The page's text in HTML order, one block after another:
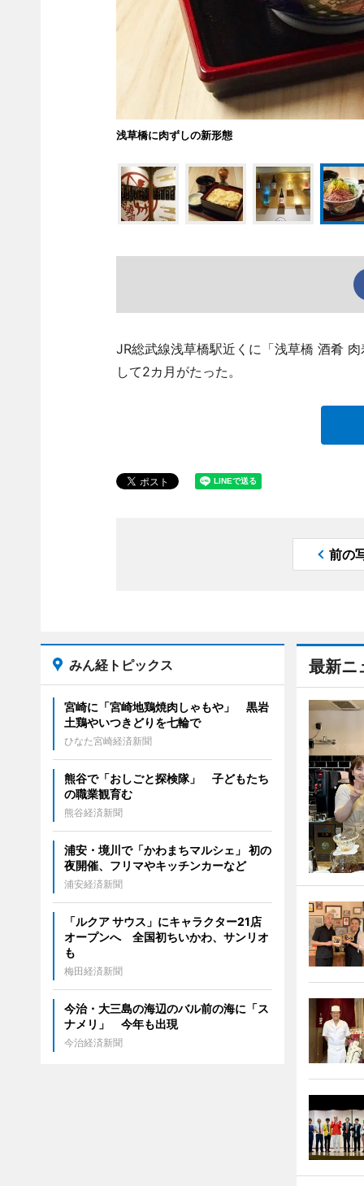
浅草橋に肉ずしの新形態
JR総武線浅草橋駅近くに「浅草橋 酒肴
して2カ月がたった。
前の
最新ニ
みん経トピックス
宮崎に「宮崎地鶏焼肉しゃもや」 黒岩
土鶏やいつきどりを七輪で
ひなた宮崎経済新聞
熊谷で「おしごと探検隊」 子どもたち
の職業観育む
熊谷経済新聞
浦安・境川で「かわまちマルシェ」 初の
夜開催、フリマやキッチンカーなど
浦安経済新聞
「ルクア サウス」にキャラクター21店
オープンへ 全国初ちいかわ、サンリオ
も
梅田経済新聞
今治・大三島の海辺のバル前の海に「ス
ナメリ」 今年も出現
今治経済新聞